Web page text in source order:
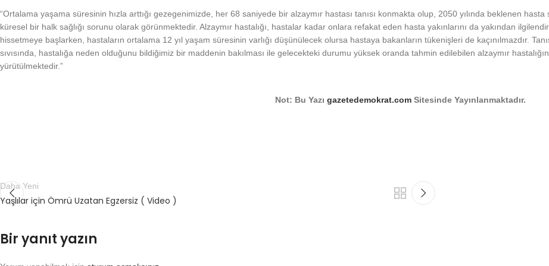
“Ortalama yaşama süresinin hızla arttığı gezegenimizde, her 68 saniyede bir alzaymır hastası tanısı konmakta olup, 2050 yılında beklenen
küresel bir halk sağlığı sorunu olarak görünmektedir. Alzaymır hastalığı, hastalar kadar onlara refakat eden hasta yakınlarını da yakından
hissetmeye başlarken, hastaların ortalama 12 yıl yaşam süresinin varlığı düşünülecek olursa hastaya bakanların tükenişleri de kaçınılmazdır.
sıvısında, hastalığa neden olduğunu bildiğimiz bir maddenin bakılması ile gelecekteki durumu yüksek oranda tahmin edilebilen alzaymır
yürütülmektedir.”
Not: Bu Yazı gazetedemokrat.comSitesinde Yayınlanmaktadır.
Daha Yeni
Yaşlılar için Ömrü Uzatan Egzersiz ( Video )
Bir yanıt yazın